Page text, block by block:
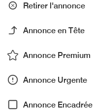
Retirer l'annonce
Annonce en Tête
Annonce Premium
Annonce Urgente
Annonce Encadrée